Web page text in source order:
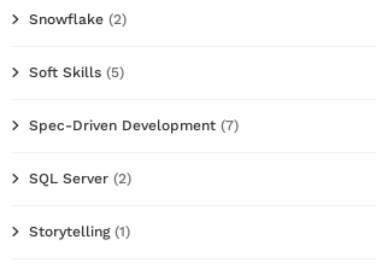
Snowflake (2)
Soft Skills (5)
Spec-Driven Development (7)
SQL Server (2)
Storytelling(1)